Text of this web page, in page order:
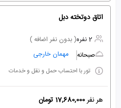
اتاق دوتخته دبل
2 نفره
( بدون نفر اضافه )
صبحانه
مهمان خارجی
تور با احتساب حمل و نقل و خدمات
هر نفر17,680,000 تومان